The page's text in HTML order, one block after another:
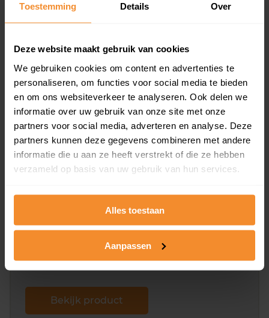
Toestemming Details Over
Deze website maakt gebruik van cookies
We gebruiken cookies om content en advertenties te
personaliseren, om functies voor social media te bieden
en om ons websiteverkeer te analyseren. Ook delen we
informatie over uw gebruik van onze site met onze
partners voor social media, adverteren en analyse. Deze
partners kunnen deze gegevens combineren met andere
informatie die u aan ze heeft verstrekt of die ze hebben
verzameld op basis van uw gebruik van hun services.
Alles toestaan
Aanpassen
en koopdatum) binnen een postcodegebied. Dit
inclusief een jaar lang gratis updates van nieuwe
Bekijk product
Direct leverbaar
Kadastrale kaart pakket
Alleen globale ligging perceel
omliggende percelen met de kadastrale erfgrenzen,
dit inclusief de luchtfoto!
Bekijk product